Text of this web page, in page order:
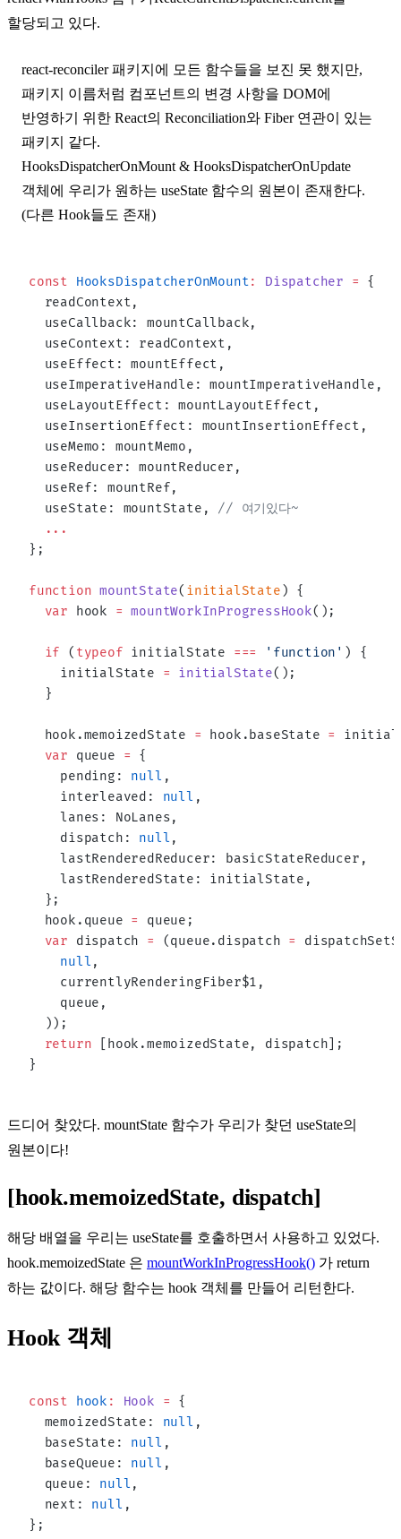
할당되고 있다.
react-reconciler 패키지에 모든 함수들을 보진 못 했지만,
패키지 이름처럼 컴포넌트의 변경 사항을 DOM에
반영하기 위한 React의 Reconciliation와 Fiber 연관이 있는
패키지 같다.
HooksDispatcherOnMount & HooksDispatcherOnUpdate
객체에 우리가 원하는 useState 함수의 원본이 존재한다.
(다른 Hook들도 존재)
const HooksDispatcherOnMount: Dispatcher = {
  readContext,
  useCallback: mountCallback,
  useContext: readContext,
  useEffect: mountEffect,
  useImperativeHandle: mountImperativeHandle,
  useLayoutEffect: mountLayoutEffect,
  useInsertionEffect: mountInsertionEffect,
  useMemo: mountMemo,
  useReducer: mountReducer,
  useRef: mountRef,
  useState: mountState,
// 여기있다~
  ...
};
function mountState( initialState ) {
  var
hook = mountWorkInProgressHook();
  if
( typeof initialState === 'function' ) {
    initialState
= initialState();
  }
  hook.memoizedState
= hook.baseState =
  var
queue = {
    pending:
null ,
    interleaved:
null ,
    lanes: NoLanes,
    dispatch:
null ,
    lastRenderedReducer: basicStateReducer,
    lastRenderedState: initialState,
  };
  hook.queue
=
queue;
  var
dispatch = (queue.dispatch =
    null
,
    currentlyRenderingFiber$1,
    queue,
  ));
  return
[hook.memoizedState, dispatch];
}
드디어 찾았다. mountState 함수가 우리가 찾던 useState의
원본이다!
[hook.memoizedState, dispatch]
해당 배열을 우리는 useState를 호출하면서 사용하고 있었다.
hook.memoizedState 은 mountWorkInProgressHook() 가 return
하는 값이다. 해당 함수는 hook 객체를 만들어 리턴한다.
Hook 객체
const hook : Hook = {
  memoizedState:
null ,
  baseState:
null ,
  baseQueue:
null ,
  queue:
null ,
  next:
null ,
};